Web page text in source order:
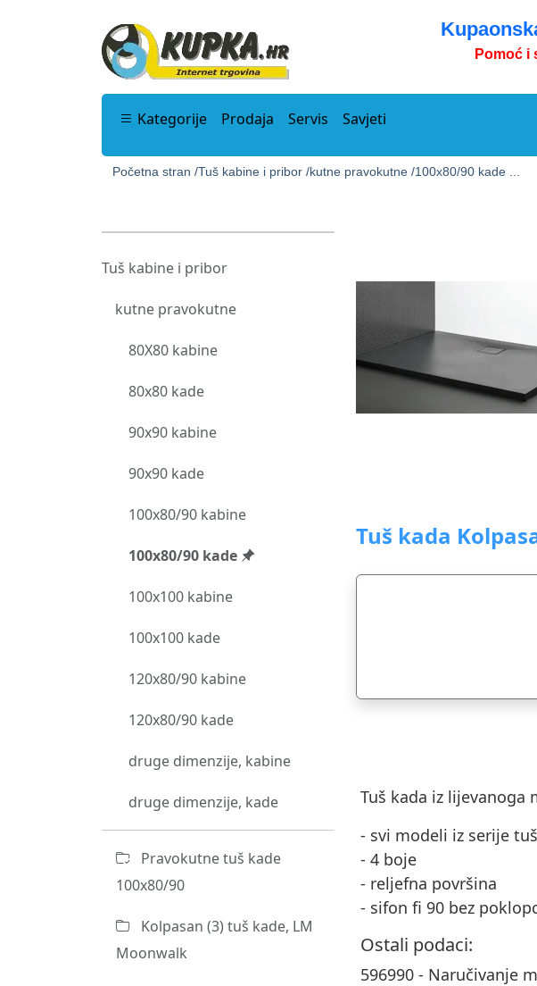
Pomoć i
Kategorije Prodaja Servis Savjeti
Početna stran /Tuš kabine i pribor /kutne pravokutne /100x80/90 kade ...
Tuš kabine i pribor
kutne pravokutne
80X80 kabine
80x80 kade
90x90 kabine
90x90 kade
100x80/90 kabine
100x80/90 kade
100x100 kabine
100x100 kade
120x80/90 kabine
120x80/90 kade
druge dimenzije, kabine
druge dimenzije, kade
Pravokutne tuš kade
100x80/90
Kolpasan (3) tuš kade, LM
Moonwalk
Tuš kada
Tuš kada iz lijevanoga
- svi modeli iz serije
- 4 boje
- reljefna površina
- sifon fi 90 bez
Ostali podaci:
596990 - Naručivanje